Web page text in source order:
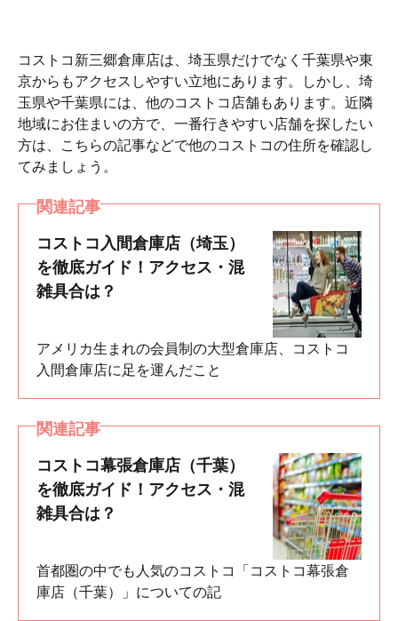
コストコ新三郷倉庫店は、埼玉県だけでなく千葉県や東
京からもアクセスしやすい立地にあります。しかし、埼
玉県や千葉県には、他のコストコ店舗もあります。近隣
地域にお住まいの方で、一番行きやすい店舗を探したい
方は、こちらの記事などで他のコストコの住所を確認し
てみましょう。
関連記事
コストコ入間倉庫店（埼玉）
を徹底ガイド！アクセス・混
雑具合は？
アメリカ生まれの会員制の大型倉庫店、コストコ
入間倉庫店に足を運んだこと
関連記事
コストコ幕張倉庫店（千葉）
を徹底ガイド！アクセス・混
雑具合は？
首都圏の中でも人気のコストコ「コストコ幕張倉
庫店（千葉）」についての記